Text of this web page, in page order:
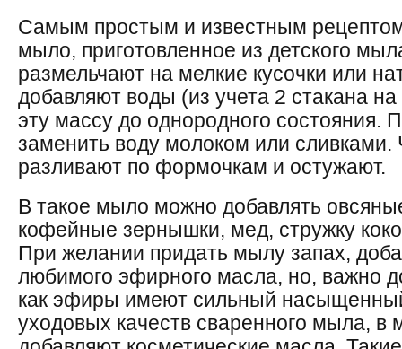
Самым простым и известным
мыло, приготовленное из детского
размельчают на мелкие кусочки или
добавляют воды (из учета 2 стакана
эту массу до однородного
заменить воду молоком или
разливают по формочкам и остужают.
В такое мыло можно добавлять
кофейные зернышки, мед, стружку
При желании придать мылу запах,
любимого эфирного масла, но, важно
как эфиры имеют сильный
уходовых качеств сваренного мыла, в